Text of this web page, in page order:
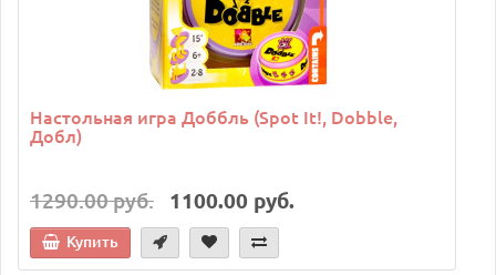
Настольная игра Доббль (Spot It!, Dobble,
Добл)
1290.00 руб. 1100.00 руб.
Купить